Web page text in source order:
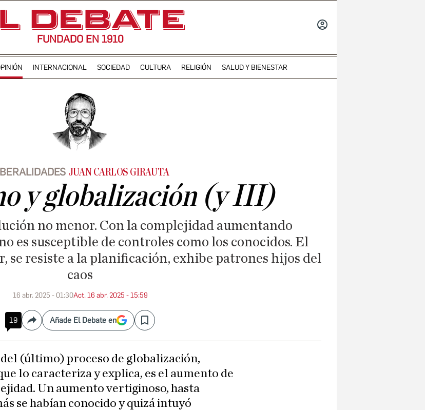
FUNDADO EN 1910
INTERNACIONAL SOCIEDAD CULTURA RELIGIÓN SALUD Y BIENESTAR
JUAN CARLOS GIRAUTA
y globalización (y III)
no menor. Con la complejidad aumentando
es susceptible de controles como los conocidos. El
se resiste a la planificación, exhibe patrones hijos del
caos
16 abr. 2025 - 01:30Act. 16 abr. 2025 - 15:59
19 CompartirAñade El Debate en Save
(último) proceso de globalización,
lo caracteriza y explica, es el aumento de
Un aumento vertiginoso, hasta
se habían conocido y quizá intuyó